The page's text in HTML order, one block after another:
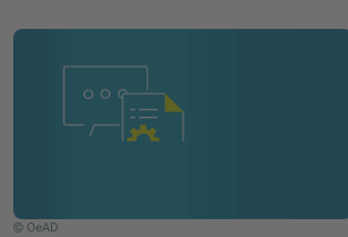
© OeAD